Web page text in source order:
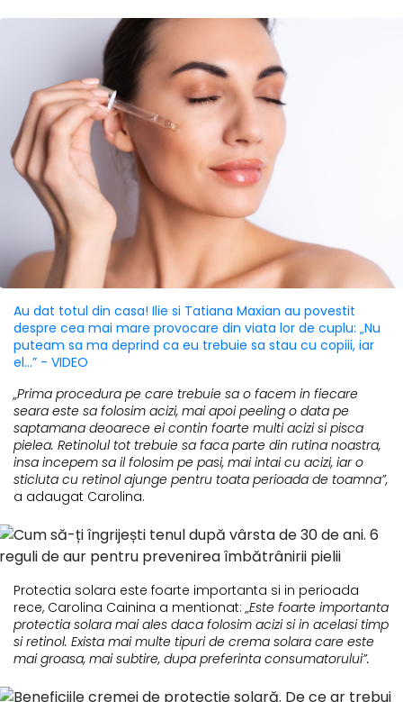
Au dat totul din casa! Ilie si Tatiana Maxian au povestit
despre cea mai mare provocare din viata lor de cuplu: „Nu
puteam sa ma deprind ca eu trebuie sa stau cu copiii, iar
el...” - VIDEO
„Prima procedura pe care trebuie sa o facem in fiecare
seara este sa folosim acizi, mai apoi peeling o data pe
saptamana deoarece ei contin foarte multi acizi si pisca
pielea. Retinolul tot trebuie sa faca parte din rutina noastra,
insa incepem sa il folosim pe pasi, mai intai cu acizi, iar o
sticluta cu retinol ajunge pentru toata perioada de toamna”,
a adaugat Carolina.
Protectia solara este foarte importanta si in perioada
rece, Carolina Cainina a mentionat: „Este foarte importanta
protectia solara mai ales daca folosim acizi si in acelasi timp
si retinol. Exista mai multe tipuri de crema solara care este
mai groasa, mai subtire, dupa preferinta consumatorului”.